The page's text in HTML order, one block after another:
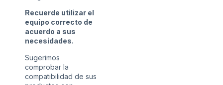
Recuerde utilizar el
equipo correcto de
acuerdo a sus
necesidades.
Sugerimos
comprobar la
compatibilidad de sus